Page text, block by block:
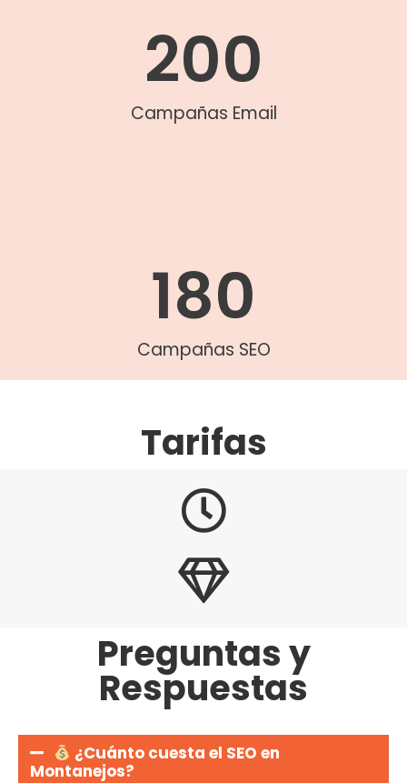
Campañas Email
200
Campañas SEO
180
Tarifas
Preguntas y
Respuestas
¿Cuánto cuesta el SEO en
Montanejos?